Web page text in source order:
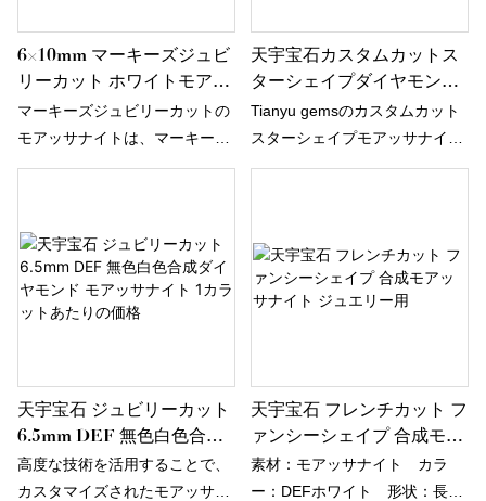
な選択肢を提供します。
6×10mm マーキーズジュビ
リーカット ホワイトモアッ
サナイト
マーキーズジュビリーカットの
モアッサナイトは、マーキーズ
シェイプの気品ある美しさとジ
す。この絶妙な組み合わせによ
り、優雅さと輝きを放つ宝石が
生まれ、洗練された魅力的な宝
天宇宝石カスタムカットス
ターシェイプダイヤモンド
ルースモアッサナイトその
他カット
Tianyu gemsのカスタムカット
スターシェイプモアッサナイト
ダイヤモンドルースモアッサナ
学的障壁を確立および強化する
のに役立ち、企業が長期間にわ
たって強力な競争力を維持でき
ロジーは、市場の需要によりよ
く対応するために適用されてい
ます。
天宇宝石 ジュビリーカット
6.5mm DEF 無色白色合成
ダイヤモンド モアッサナイ
ト 1カラットあたりの価格
高度な技術を活用することで、
カスタマイズされたモアッサナ
天宇宝石 フレンチカット フ
ァンシーシェイプ 合成モア
ッサナイト ジュエリー用
素材：モアッサナイト カラ
ー：DEFホワイト 形状：長方